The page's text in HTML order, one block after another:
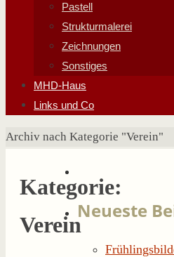
Pastell
Strukturmalerei
Zeichnungen
Sonstiges
MHD-Haus
Links und Co
Start
Archiv nach Kategorie "Verein"
Kategorie:
Verein
Neueste